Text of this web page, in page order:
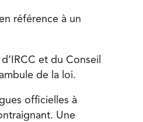
référence à un
et du Conseil
de la loi.
officielles à
Une